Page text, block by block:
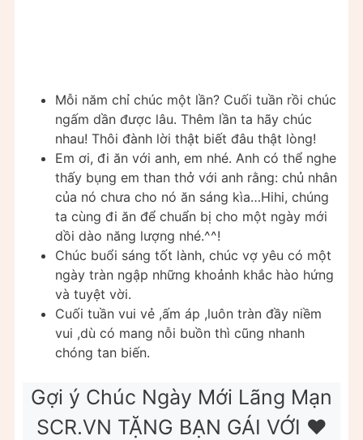
Mỗi năm chỉ chúc một lần? Cuối tuần rồi chúc
ngấm dần được lâu. Thêm lần ta hãy chúc
nhau! Thôi đành lời thật biết đâu thật lòng!
Em ơi, đi ăn với anh, em nhé. Anh có thể nghe
thấy bụng em than thở với anh rằng: chủ nhân
của nó chưa cho nó ăn sáng kìa…Hihi, chúng
ta cùng đi ăn để chuẩn bị cho một ngày mới
dồi dào năng lượng nhé.^^!
Chúc buổi sáng tốt lành, chúc vợ yêu có một
ngày tràn ngập những khoảnh khắc hào hứng
và tuyệt vời.
Cuối tuần vui vẻ ,ấm áp ,luôn tràn đầy niềm
vui ,dù có mang nỗi buồn thì cũng nhanh
chóng tan biến.
Gợi ý Chúc Ngày Mới Lãng Mạn
SCR.VN TẶNG BẠN GÁI VỚI ❤️